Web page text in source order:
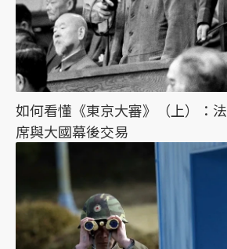
如何看懂《東京大審》（上）：
席與大國幕後交易